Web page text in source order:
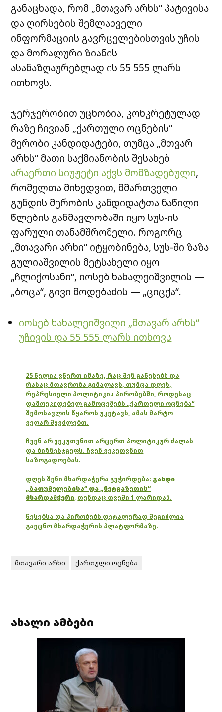
განაცხადა, რომ „მთავარ არხს“ პატივისა
და ღირსების შემლახველი
ინფორმაციის გავრცელებისთვის უჩის
და მორალური ზიანის
ასანაზღაურებლად ის 55 555 ლარს
ითხოვს.
ჯერჯერობით უცნობია, კონკრეტულად
რაზე ჩივიან „ქართული ოცნების“
მერობი კანდიდატები, თუმცა „მთვარ
არხს“ მათი საქმიანობის შესახებ
არაერთი სიუჟეტი აქვს მომზადებული,
რომელთა მიხედვით, მმართველი
გუნდის მერობის კანდიდატთა ნაწილი
წლების განმავლობაში იყო სუს-ის
ფარული თანამშრომელი. როგორც
„მთავარი არხი“ იტყობინება, სუს-ში ზაზა
გულიაშვილის მეტსახელი იყო
„ჩლიქოსანი“, იოსებ ხახალეიშვილის —
„ბოცა“, გივი მოდებაძის — „ციცქა“.
იოსებ ხახალეიშვილი „მთავარ არხს“
უჩივის და 55 555 ლარს ითხოვს
25 წელია ვწერთ იმაზე, რაც შენ გაწუხებს და
რასაც მთავრობა გიმალავს, თუმცა დღეს,
რეპრესიული პოლიტიკის პირობებში, როდესაც
დამოუკიდებელ გამოცემებს „ქართული ოცნება“
შემოსავლის წყაროს უკეტავს, ამას მარტო
ვეღარ შევძლებთ.
ჩვენ არ ვეკუთვნით არცერთ პოლიტიკურ ძალას
და ბიზნესჯგუფს. ჩვენ ვეკუთვნით
საზოგადოებას.
დღეს შენი მხარდაჭერა გვჭირდება: გახდი
„ბათუმელებისა“ და „ნეტგაზეთის“
მხარდამჭერი, თუნდაც თვეში 1 ლარიდან.
წესებსა და პირობებს დეტალურად შეგიძლია
გაეცნო მხარდაჭერის პლატფორმაზე.
მთავარი არხი ქართული ოცნება
ახალი ამბები